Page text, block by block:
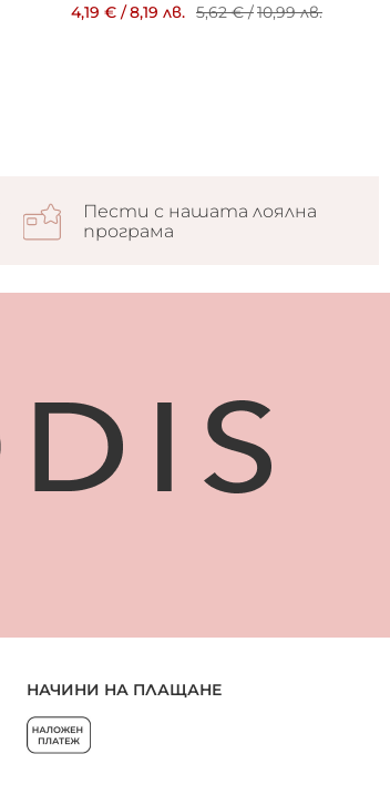
4,19 € /8,19 лв. 5,62 €/10,99 лв.
Пести с нашата лоялна
програма
НАЧИНИ НА ПЛАЩАНЕ